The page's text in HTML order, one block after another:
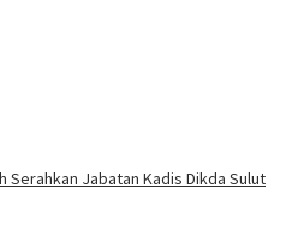
Serahkan Jabatan Kadis Dikda Sulut